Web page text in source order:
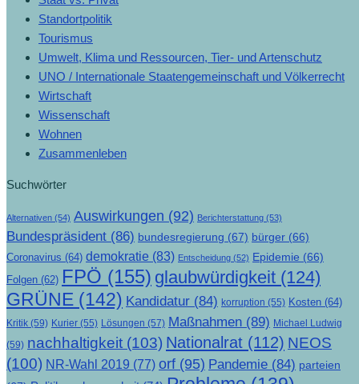
Standortpolitik
Tourismus
Umwelt, Klima und Ressourcen, Tier- und Artenschutz
UNO / Internationale Staatengemeinschaft und Völkerrecht
Wirtschaft
Wissenschaft
Wohnen
Zusammenleben
Suchwörter
Alternativen (54) Auswirkungen (92) Berichterstattung (53)
Bundespräsident (86) bundesregierung (67) bürger (66)
Coronavirus (64) demokratie (83) Entscheidung (52) Epidemie (66)
Folgen (62) FPÖ (155) glaubwürdigkeit (124)
GRÜNE (142) Kandidatur (84) korruption (55) Kosten (64)
Kritik (59) Kurier (55) Lösungen (57) Maßnahmen (89) Michael Ludwig
(59) nachhaltigkeit (103) Nationalrat (112) NEOS
(100) NR-Wahl 2019 (77) orf (95) Pandemie (84) parteien